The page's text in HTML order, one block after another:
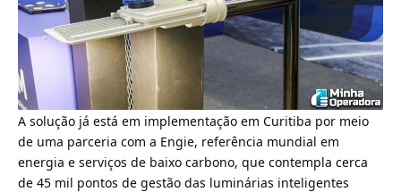
A solução já está em implementação em Curitiba por meio
de uma parceria com a Engie, referência mundial em
energia e serviços de baixo carbono, que contempla cerca
de 45 mil pontos de gestão das luminárias inteligentes